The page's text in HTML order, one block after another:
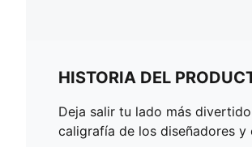
HISTORIA DEL
Deja salir tu lado más
caligrafía de los diseñadores